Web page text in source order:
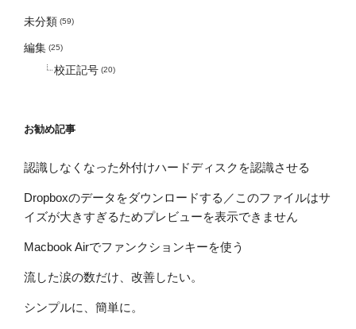
未分類 (59)
編集 (25)
校正記号 (20)
お勧め記事
認識しなくなった外付けハードディスクを認識させる
Dropboxのデータをダウンロードする／このファイルはサ
イズが大きすぎるためプレビューを表示できません
Macbook Airでファンクションキーを使う
流した涙の数だけ、改善したい。
シンプルに、簡単に。